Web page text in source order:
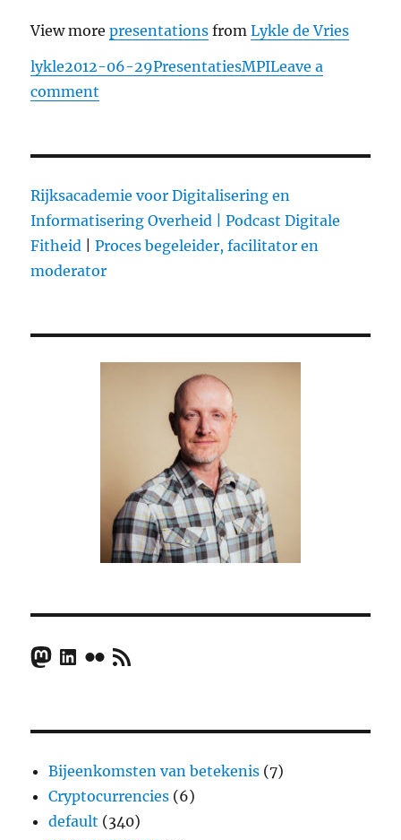
View morepresentations fromLykle de Vries
lyklePosted
on
2012-06-29Categories
PresentatiesTags
MPILeave a
comment
Congressen:
hoe
pak
je
Rijksacademie voor Digitalisering en
Informatisering Overheid |
Podcast Digitale
Fitheid |Proces begeleider, facilitator en
moderator
Mastodon
LinkedIn
FlickrRSS Feed
Bijeenkomsten van betekenis (7)
Cryptocurrencies (6)
default (340)